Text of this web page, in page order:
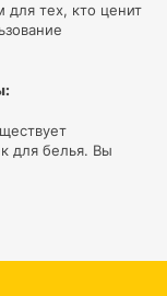
тех, кто ценит
для белья. Вы
напольная